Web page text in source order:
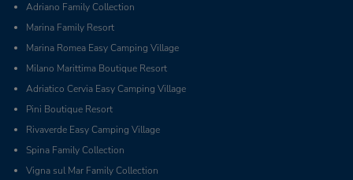
Adriano Family Collection
Marina Family Resort
Marina Romea Easy Camping Village
Milano Marittima Boutique Resort
Adriatico Cervia Easy Camping Village
Pini Boutique Resort
Rivaverde Easy Camping Village
Spina Family Collection
Vigna sul Mar Family Collection